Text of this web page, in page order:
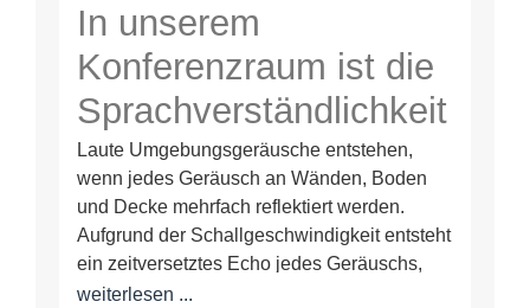
In unserem
Konferenzraum ist die
Sprachverständlichkeit
extrem schlecht, da
die
Umgebungsgeräusche
zu laut sind
Laute Umgebungsgeräusche entstehen,
wenn jedes Geräusch an Wänden, Boden
und Decke mehrfach reflektiert werden.
Aufgrund der Schallgeschwindigkeit entsteht
ein zeitversetztes Echo jedes Geräuschs,
das es unserem Ohr und Gehirn sehr…
weiterlesen ...